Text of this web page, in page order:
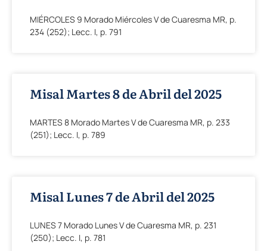
MIÉRCOLES 9 Morado Miércoles V de Cuaresma MR, p.
234 (252); Lecc. I, p. 791
Misal Martes 8 de Abril del 2025
MARTES 8 Morado Martes V de Cuaresma MR, p. 233
(251); Lecc. I, p. 789
Misal Lunes 7 de Abril del 2025
LUNES 7 Morado Lunes V de Cuaresma MR, p. 231
(250); Lecc. I, p. 781